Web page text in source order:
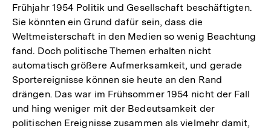
Frühjahr 1954 Politik und Gesellschaft beschäftigten.
Sie könnten ein Grund dafür sein, dass die
Weltmeisterschaft in den Medien so wenig Beachtung
fand. Doch politische Themen erhalten nicht
automatisch größere Aufmerksamkeit, und gerade
Sportereignisse können sie heute an den Rand
drängen. Das war im Frühsommer 1954 nicht der Fall
und hing weniger mit der Bedeutsamkeit der
politischen Ereignisse zusammen als vielmehr damit,